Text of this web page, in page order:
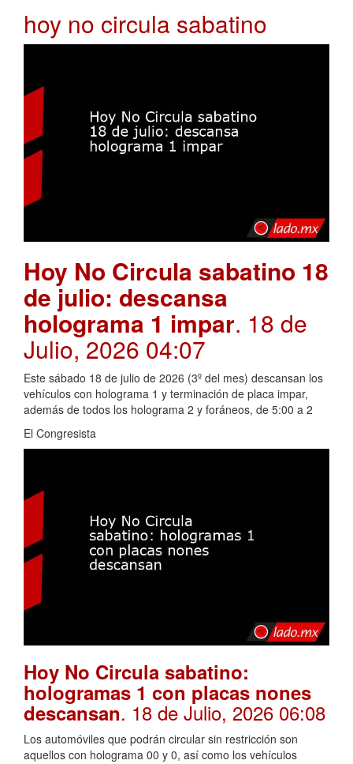
hoy no circula sabatino
Hoy No Circula sabatino 18
de julio: descansa
holograma 1 impar. 18 de
Julio, 2026 04:07
Este sábado 18 de julio de 2026 (3º del mes) descansan los
vehículos con holograma 1 y terminación de placa impar,
además de todos los holograma 2 y foráneos, de 5:00 a 2
El Congresista
Hoy No Circula sabatino:
hologramas 1 con placas nones
descansan. 18 de Julio, 2026 06:08
Los automóviles que podrán circular sin restricción son
aquellos con holograma 00 y 0, así como los vehículos